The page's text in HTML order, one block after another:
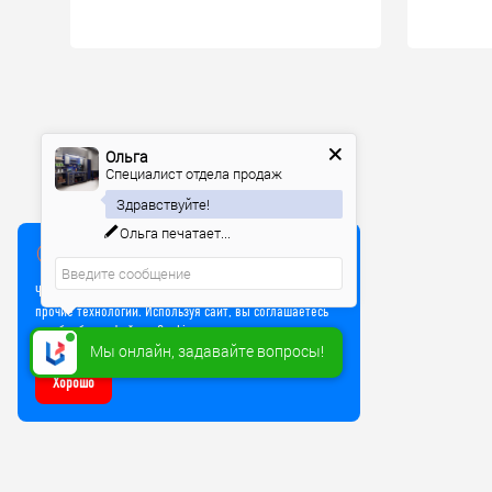
Мы используем куки
Чтобы улучшить работу сайта, мы используем Cookie и
прочие технологии. Используя сайт, вы соглашаетесь
на обработку файлов Cookie
Хорошо
Мы онлайн, задавайте вопросы!
Ольга
Специалист отдела продаж
Здравствуйте!
Ольга печатает...